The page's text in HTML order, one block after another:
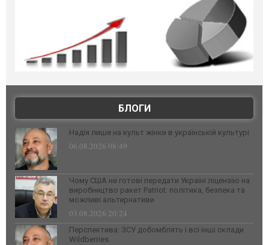
БЛОГИ
Надія лише на культ жінки в українській культурі
06.08.2026 08:49
Чому США не готові передати Україні ліцензію на
виробництво ракет Patriot: політика, безпека та
можливі альтернативи
03.08.2026 20:24
Перспектива: ЗСУ добомблять і всі інші склади
Wildberries